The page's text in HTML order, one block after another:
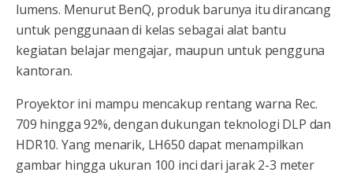
lumens. Menurut BenQ, produk barunya itu dirancang
untuk penggunaan di kelas sebagai alat bantu
kegiatan belajar mengajar, maupun untuk pengguna
kantoran.
Proyektor ini mampu mencakup rentang warna Rec.
709 hingga 92%, dengan dukungan teknologi DLP dan
HDR10. Yang menarik, LH650 dapat menampilkan
gambar hingga ukuran 100 inci dari jarak 2-3 meter